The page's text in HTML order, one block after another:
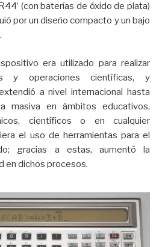
(con baterías de óxido de plata)
por un diseño compacto y un bajo
era utilizado para realizar
y operaciones científicas, y
a nivel internacional hasta
masiva en ámbitos educativos,
científicos o en cualquier
el uso de herramientas para el
gracias a estas, aumentó la
en dichos procesos.